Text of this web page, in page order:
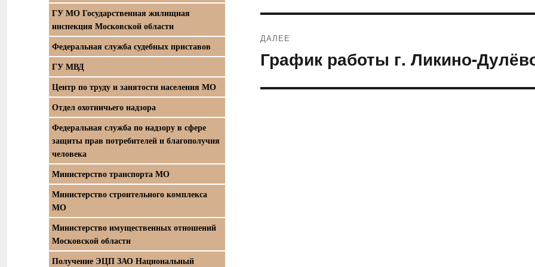
ДАЛЕЕ
Следующая
запись:
График работы г. Ликино-
ГУ МО Государственная жилищная
инспекция Московской области
Федеральная служба судебных приставов
ГУ МВД
Центр по труду и занятости населения МО
Отдел охотничьего надзора
Федеральная служба по надзору в сфере
защиты прав потребителей и благополучия
человека
Министерство транспорта МО
Министерство строительного комплекса
МО
Министерство имущественных отношений
Московской области
Получение ЭЦП ЗАО Национальный